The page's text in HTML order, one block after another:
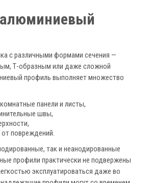
алюминиевый
с различными формами сечения —
Т-образным или даже сложной
профиль выполняет множество
панели и листы,
швы,
повреждений.
так и неанодированные
профили практически не подвержены
эксплуатироваться даже во